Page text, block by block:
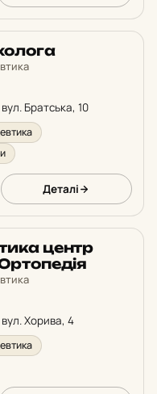
вул. Братська, 10
Деталі
центр
вул. Хорива, 4